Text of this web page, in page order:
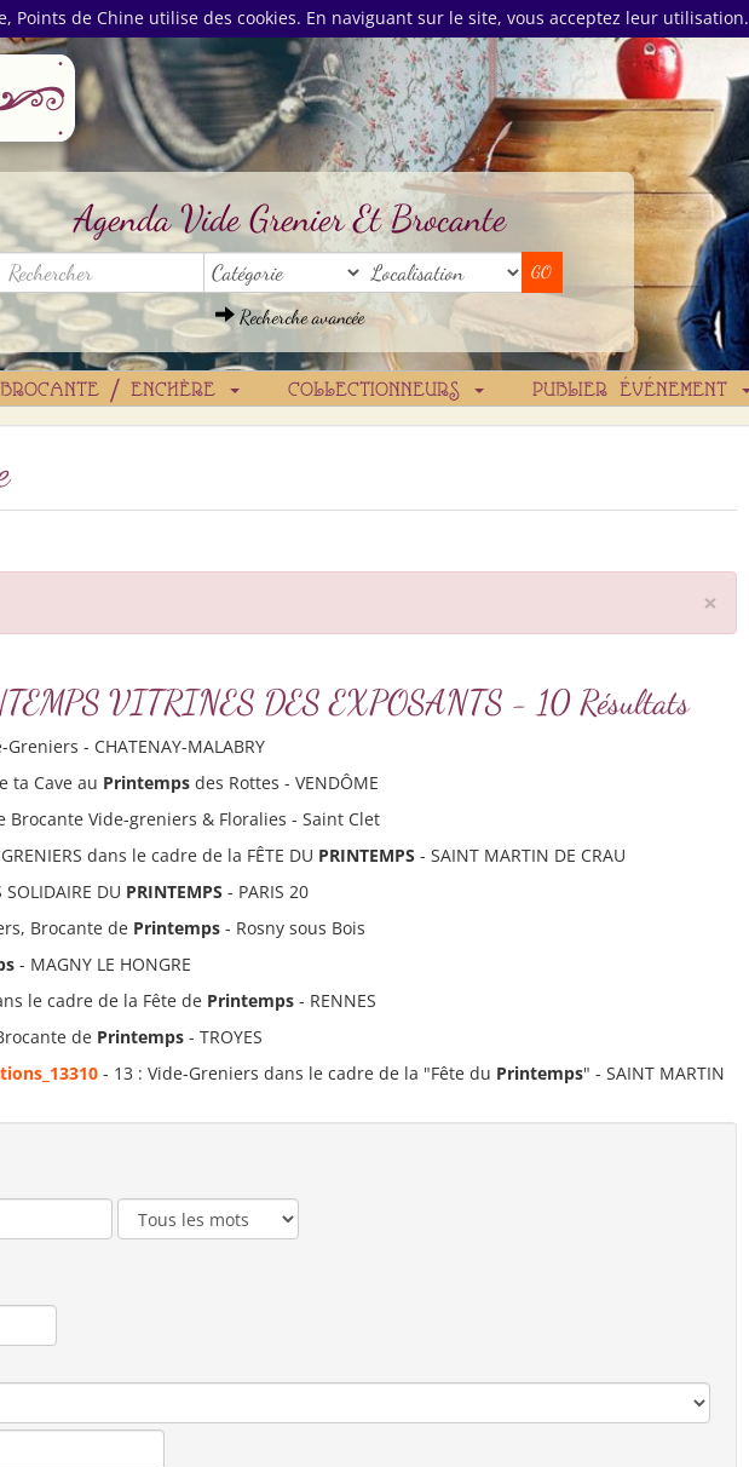
Points de Chine utilise des cookies. En naviguant sur le site, vous acceptez leur utilisation.
Agenda Vide Grenier Et Brocante
Recherche avancée
BROCANTE / ENCHÈRE COLLECTIONNEURS PUBLIER ÉVÉNEMENT
×
VITRINES DES EXPOSANTS - 10 Résultats
- CHATENAY-MALABRY
ta Cave au Printemps des Rottes - VENDÔME
Brocante Vide-greniers & Floralies - Saint Clet
dans le cadre de la FÊTE DU PRINTEMPS - SAINT MARTIN DE CRAU
DU PRINTEMPS - PARIS 20
Brocante de Printemps - Rosny sous Bois
- MAGNY LE HONGRE
le cadre de la Fête de Printemps - RENNES
de Printemps - TROYES
- 13 : Vide-Greniers dans le cadre de la "Fête du Printemps" - SAINT MARTIN